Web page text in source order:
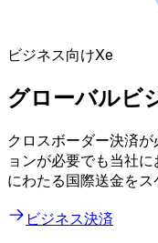
ビジネス向けXe
グローバルビ
クロスボーダー決済
ョンが必要でも当社
にわたる国際送金をス
ビジネス決済